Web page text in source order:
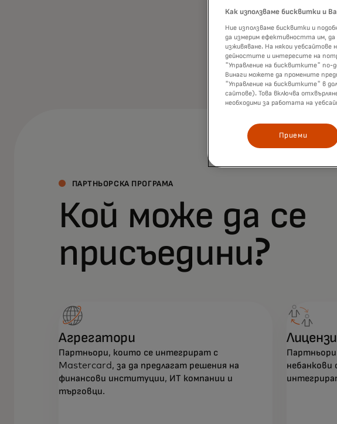
VP
ПАРТНЬОРСКА ПРОГРАМА
Кой може да се
присъедини?
Агрегатори
Партньори, които се интегрират с
Mastercard, за да предлагат решения на
финансови институции, ИТ компании и
търговци.
Партньори
Как използваме бисквитки и
Ние използваме бисквитки и
да измерим ефективността им,
изживяване. На някои уебсайтове
дейностите и интересите на
"Управление на бисквитките" по-
Винаги можете да промените
"Управление на бисквитките" в
сайтове). Това включва
необходими за работата на
Приеми